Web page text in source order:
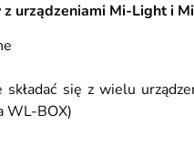
urządzeniami Mi-Light i
się z wielu
WL-BOX)